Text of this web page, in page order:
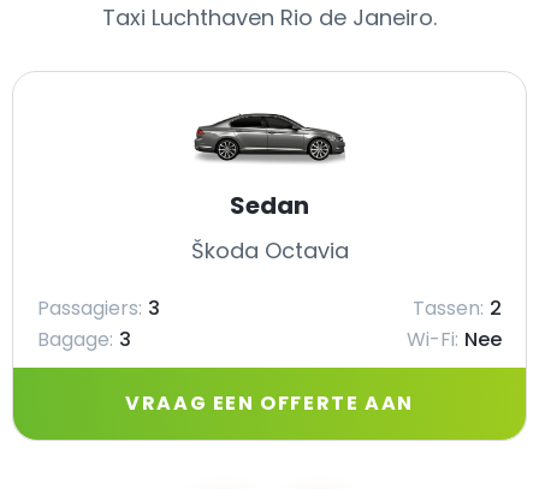
Taxi Luchthaven Rio de Janeiro.
Sedan
Škoda Octavia
Passagiers: 3 Tassen: 2
Bagage: 3 Wi-Fi: Nee
VRAAG EEN OFFERTE AAN